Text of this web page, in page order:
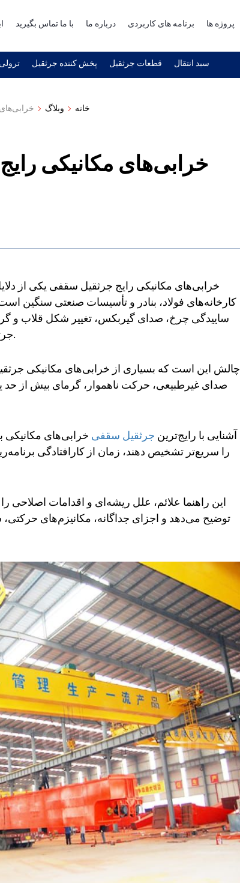
با ما تماس بگیرید درباره ما برنامه های کاربردی پروژه ها
پخش کننده جرثقیل قطعات جرثقیل سبد انتقال
خانه وبلاگ
خرابی‌های مکانیکی
خرابی‌های مکانیکی رایج جرثقیل سقفی یکی از
کارخانه‌های فولاد، بنادر و تأسیسات صنعتی سنگین
ساییدگی چرخ، صدای گیربکس، تغییر شکل قلاب و
جرثقیل را کاهش داده و خطرات ایمنی جدی ایجاد کند.
چالش این است که بسیاری از خرابی‌های مکانیکی
صدای غیرطبیعی، حرکت ناهموار، گرمای بیش از
آشنایی با رایج‌ترین جرثقیل سقفی خرابی‌های مکانیکی
را سریع‌تر تشخیص دهند، زمان از کارافتادگی
این راهنما علائم، علل ریشه‌ای و اقدامات
توضیح می‌دهد و اجزای جداگانه، مکانیزم‌های